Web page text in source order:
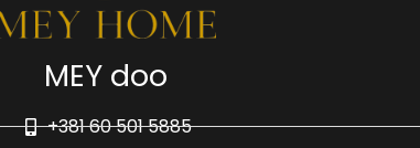
MEY doo
+381 60 501 5885